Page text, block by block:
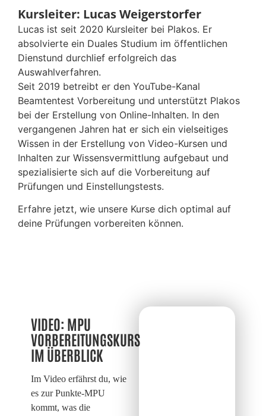
Kursleiter: Lucas Weigerstorfer
Lucas ist seit 2020 Kursleiter bei Plakos. Er
absolvierte ein Duales Studium im öffentlichen
Dienstund durchlief erfolgreich das
Auswahlverfahren.
Seit 2019 betreibt er den YouTube-Kanal
Beamtentest Vorbereitung und unterstützt Plakos
bei der Erstellung von Online-Inhalten. In den
vergangenen Jahren hat er sich ein vielseitiges
Wissen in der Erstellung von Video-Kursen und
Inhalten zur Wissensvermittlung aufgebaut und
spezialisierte sich auf die Vorbereitung auf
Prüfungen und Einstellungstests.
Erfahre jetzt, wie unsere Kurse dich optimal auf
deine Prüfungen vorbereiten können.
VIDEO: MPU
VORBEREITUNGSKURS
IM ÜBERBLICK
Im Video erfährst du, wie
es zur Punkte-MPU
kommt, was die